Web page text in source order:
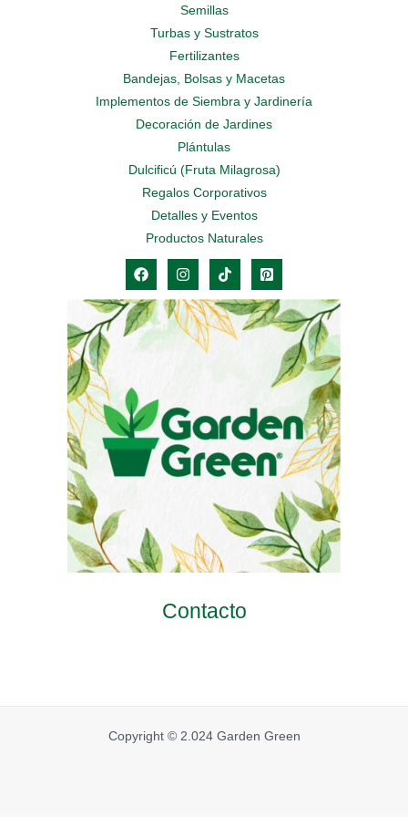
Semillas
Turbas y Sustratos
Fertilizantes
Bandejas, Bolsas y Macetas
Implementos de Siembra y Jardinería
Decoración de Jardines
Plántulas
Dulcificú (Fruta Milagrosa)
Regalos Corporativos
Detalles y Eventos
Productos Naturales
Contacto
Copyright © 2.024 Garden Green